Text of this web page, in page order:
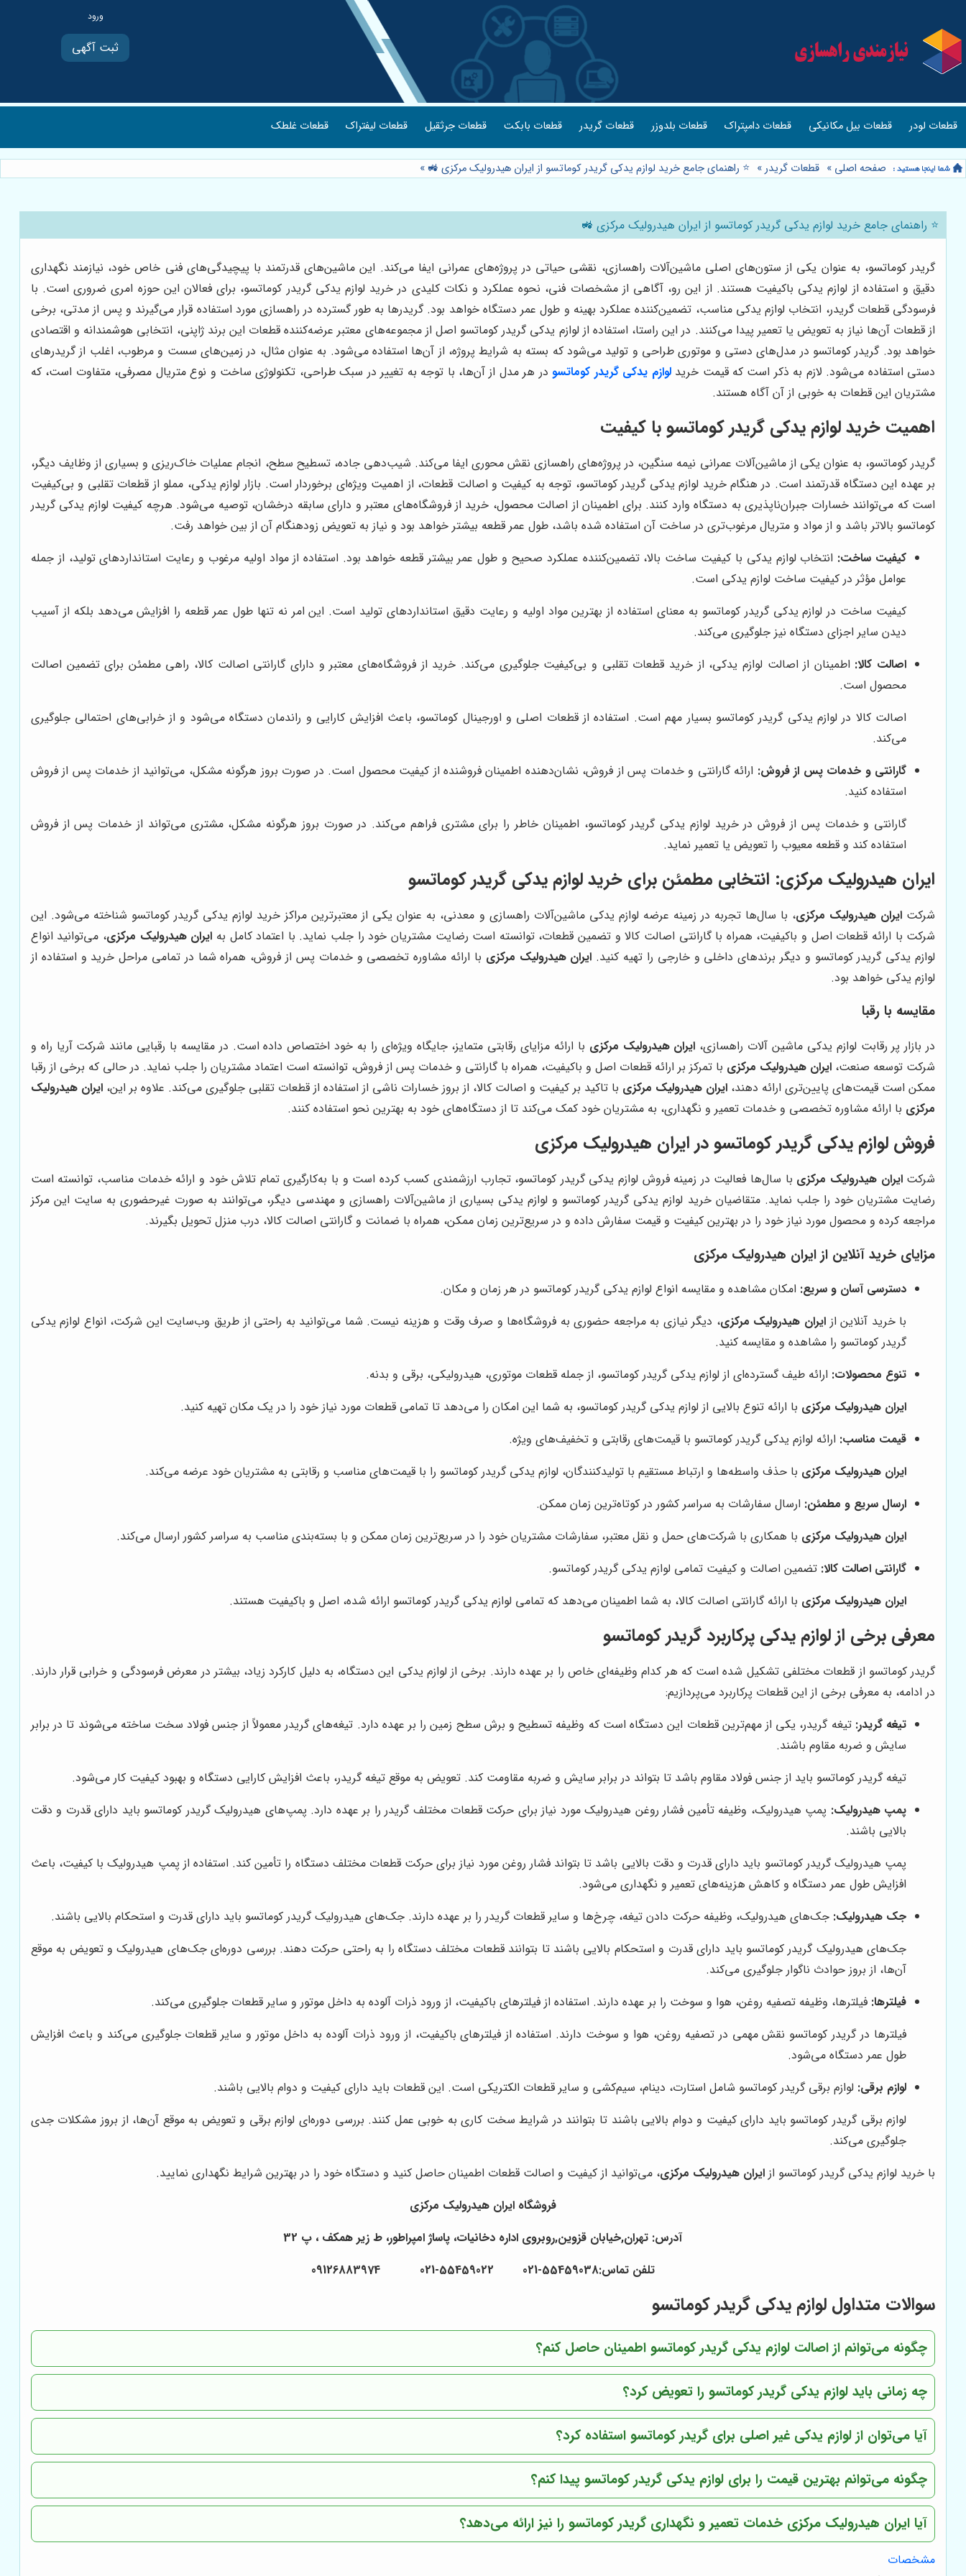
ثبت آگهی
قطعات لودر قطعات بیل مکانیکی قطعات دامپتراک قطعات بلدوزر قطعات گریدر قطعات بابکت قطعات جرثقیل قطعات لیفتراک قطعات غلطک
صفحه اصلی » قطعات گریدر» ⭐️ راهنمای جامع خرید لوازم یدکی گریدر کوماتسو از ایران هیدرولیک مرکزی 🚜 »
⭐️ راهنمای جامع خرید لوازم یدکی گریدر کوماتسو از ایران هیدرولیک مرکزی 🚜
گریدر کوماتسو، به عنوان یکی از ستون‌های اصلی ماشین‌آلات راهسازی، نقشی حیاتی در پروژه‌های عمرانی ایفا می‌کند. این ماشین‌های قدرتمند با پیچیدگی‌های فنی خاص خود، نیازمند نگهداری
دقیق و استفاده از لوازم یدکی باکیفیت هستند. از این رو، آگاهی از مشخصات فنی، نحوه عملکرد و نکات کلیدی در خرید لوازم یدکی گریدر کوماتسو، برای فعالان این حوزه امری ضروری است. با
فرسودگی قطعات گریدر، انتخاب لوازم یدکی مناسب، تضمین‌کننده عملکرد بهینه و طول عمر دستگاه خواهد بود. گریدرها به طور گسترده در راهسازی مورد استفاده قرار می‌گیرند و پس از مدتی، برخی
از قطعات آن‌ها نیاز به تعویض یا تعمیر پیدا می‌کنند. در این راستا، استفاده از لوازم یدکی گریدر کوماتسو اصل از مجموعه‌های معتبر عرضه‌کننده قطعات این برند ژاپنی، انتخابی هوشمندانه و اقتصادی
خواهد بود. گریدر کوماتسو در مدل‌های دستی و موتوری طراحی و تولید می‌شود که بسته به شرایط پروژه، از آن‌ها استفاده می‌شود. به عنوان مثال، در زمین‌های سست و مرطوب، اغلب از گریدرهای
دستی استفاده می‌شود. لازم به ذکر است که قیمت خریدلوازم یدکی گریدر کوماتسودر هر مدل از آن‌ها، با توجه به تغییر در سبک طراحی، تکنولوژی ساخت و نوع متریال مصرفی، متفاوت است، که
مشتریان این قطعات به خوبی از آن آگاه هستند.
اهمیت خرید لوازم یدکی گریدر کوماتسو با کیفیت
گریدر کوماتسو، به عنوان یکی از ماشین‌آلات عمرانی نیمه سنگین، در پروژه‌های راهسازی نقش محوری ایفا می‌کند. شیب‌دهی جاده، تسطیح سطح، انجام عملیات خاک‌ریزی و بسیاری از وظایف دیگر،
بر عهده این دستگاه قدرتمند است. در هنگام خرید لوازم یدکی گریدر کوماتسو، توجه به کیفیت و اصالت قطعات، از اهمیت ویژه‌ای برخوردار است. بازار لوازم یدکی، مملو از قطعات تقلبی و بی‌کیفیت
است که می‌توانند خسارات جبران‌ناپذیری به دستگاه وارد کنند. برای اطمینان از اصالت محصول، خرید از فروشگاه‌های معتبر و دارای سابقه درخشان، توصیه می‌شود. هرچه کیفیت لوازم یدکی گریدر
کوماتسو بالاتر باشد و از مواد و متریال مرغوب‌تری در ساخت آن استفاده شده باشد، طول عمر قطعه بیشتر خواهد بود و نیاز به تعویض زودهنگام آن از بین خواهد رفت.
کیفیت ساخت: انتخاب لوازم یدکی با کیفیت ساخت بالا، تضمین‌کننده عملکرد صحیح و طول عمر بیشتر قطعه خواهد بود. استفاده از مواد اولیه مرغوب و رعایت استانداردهای تولید، از جمله
عوامل مؤثر در کیفیت ساخت لوازم یدکی است.
کیفیت ساخت در لوازم یدکی گریدر کوماتسو به معنای استفاده از بهترین مواد اولیه و رعایت دقیق استانداردهای تولید است. این امر نه تنها طول عمر قطعه را افزایش می‌دهد بلکه از آسیب
دیدن سایر اجزای دستگاه نیز جلوگیری می‌کند.
اصالت کالا: اطمینان از اصالت لوازم یدکی، از خرید قطعات تقلبی و بی‌کیفیت جلوگیری می‌کند. خرید از فروشگاه‌های معتبر و دارای گارانتی اصالت کالا، راهی مطمئن برای تضمین اصالت
محصول است.
اصالت کالا در لوازم یدکی گریدر کوماتسو بسیار مهم است. استفاده از قطعات اصلی و اورجینال کوماتسو، باعث افزایش کارایی و راندمان دستگاه می‌شود و از خرابی‌های احتمالی جلوگیری
می‌کند.
گارانتی و خدمات پس از فروش: ارائه گارانتی و خدمات پس از فروش، نشان‌دهنده اطمینان فروشنده از کیفیت محصول است. در صورت بروز هرگونه مشکل، می‌توانید از خدمات پس از فروش
استفاده کنید.
گارانتی و خدمات پس از فروش در خرید لوازم یدکی گریدر کوماتسو، اطمینان خاطر را برای مشتری فراهم می‌کند. در صورت بروز هرگونه مشکل، مشتری می‌تواند از خدمات پس از فروش
استفاده کند و قطعه معیوب را تعویض یا تعمیر نماید.
ایران هیدرولیک مرکزی: انتخابی مطمئن برای خرید لوازم یدکی گریدر کوماتسو
شرکت ایران هیدرولیک مرکزی، با سال‌ها تجربه در زمینه عرضه لوازم یدکی ماشین‌آلات راهسازی و معدنی، به عنوان یکی از معتبرترین مراکز خرید لوازم یدکی گریدر کوماتسو شناخته می‌شود. این
شرکت با ارائه قطعات اصل و باکیفیت، همراه با گارانتی اصالت کالا و تضمین قطعات، توانسته است رضایت مشتریان خود را جلب نماید. با اعتماد کامل به ایران هیدرولیک مرکزی، می‌توانید انواع
لوازم یدکی گریدر کوماتسو و دیگر برندهای داخلی و خارجی را تهیه کنید. ایران هیدرولیک مرکزی با ارائه مشاوره تخصصی و خدمات پس از فروش، همراه شما در تمامی مراحل خرید و استفاده از
لوازم یدکی خواهد بود.
مقایسه با رقبا
در بازار پر رقابت لوازم یدکی ماشین آلات راهسازی، ایران هیدرولیک مرکزی با ارائه مزایای رقابتی متمایز، جایگاه ویژه‌ای را به خود اختصاص داده است. در مقایسه با رقبایی مانند شرکت آریا راه و
شرکت توسعه صنعت، ایران هیدرولیک مرکزی با تمرکز بر ارائه قطعات اصل و باکیفیت، همراه با گارانتی و خدمات پس از فروش، توانسته است اعتماد مشتریان را جلب نماید. در حالی که برخی از رقبا
ممکن است قیمت‌های پایین‌تری ارائه دهند، ایران هیدرولیک مرکزی با تاکید بر کیفیت و اصالت کالا، از بروز خسارات ناشی از استفاده از قطعات تقلبی جلوگیری می‌کند. علاوه بر این،ایران هیدرولیک
مرکزی با ارائه مشاوره تخصصی و خدمات تعمیر و نگهداری، به مشتریان خود کمک می‌کند تا از دستگاه‌های خود به بهترین نحو استفاده کنند.
فروش لوازم یدکی گریدر کوماتسو در ایران هیدرولیک مرکزی
شرکتایران هیدرولیک مرکزی با سال‌ها فعالیت در زمینه فروش لوازم یدکی گریدر کوماتسو، تجارب ارزشمندی کسب کرده است و با به‌کارگیری تمام تلاش خود و ارائه خدمات مناسب، توانسته است
رضایت مشتریان خود را جلب نماید. متقاضیان خرید لوازم یدکی گریدر کوماتسو و لوازم یدکی بسیاری از ماشین‌آلات راهسازی و مهندسی دیگر، می‌توانند به صورت غیرحضوری به سایت این مرکز
مراجعه کرده و محصول مورد نیاز خود را در بهترین کیفیت و قیمت سفارش داده و در سریع‌ترین زمان ممکن، همراه با ضمانت و گارانتی اصالت کالا، درب منزل تحویل بگیرند.
مزایای خرید آنلاین از ایران هیدرولیک مرکزی
دسترسی آسان و سریع: امکان مشاهده و مقایسه انواع لوازم یدکی گریدر کوماتسو در هر زمان و مکان.
با خرید آنلاین از ایران هیدرولیک مرکزی، دیگر نیازی به مراجعه حضوری به فروشگاه‌ها و صرف وقت و هزینه نیست. شما می‌توانید به راحتی از طریق وب‌سایت این شرکت، انواع لوازم یدکی
گریدر کوماتسو را مشاهده و مقایسه کنید.
تنوع محصولات: ارائه طیف گسترده‌ای از لوازم یدکی گریدر کوماتسو، از جمله قطعات موتوری، هیدرولیکی، برقی و بدنه.
ایران هیدرولیک مرکزی با ارائه تنوع بالایی از لوازم یدکی گریدر کوماتسو، به شما این امکان را می‌دهد تا تمامی قطعات مورد نیاز خود را در یک مکان تهیه کنید.
قیمت مناسب: ارائه لوازم یدکی گریدر کوماتسو با قیمت‌های رقابتی و تخفیف‌های ویژه.
ایران هیدرولیک مرکزی با حذف واسطه‌ها و ارتباط مستقیم با تولیدکنندگان، لوازم یدکی گریدر کوماتسو را با قیمت‌های مناسب و رقابتی به مشتریان خود عرضه می‌کند.
ارسال سریع و مطمئن: ارسال سفارشات به سراسر کشور در کوتاه‌ترین زمان ممکن.
ایران هیدرولیک مرکزی با همکاری با شرکت‌های حمل و نقل معتبر، سفارشات مشتریان خود را در سریع‌ترین زمان ممکن و با بسته‌بندی مناسب به سراسر کشور ارسال می‌کند.
گارانتی اصالت کالا: تضمین اصالت و کیفیت تمامی لوازم یدکی گریدر کوماتسو.
ایران هیدرولیک مرکزی با ارائه گارانتی اصالت کالا، به شما اطمینان می‌دهد که تمامی لوازم یدکی گریدر کوماتسو ارائه شده، اصل و باکیفیت هستند.
معرفی برخی از لوازم یدکی پرکاربرد گریدر کوماتسو
گریدر کوماتسو از قطعات مختلفی تشکیل شده است که هر کدام وظیفه‌ای خاص را بر عهده دارند. برخی از لوازم یدکی این دستگاه، به دلیل کارکرد زیاد، بیشتر در معرض فرسودگی و خرابی قرار دارند.
در ادامه، به معرفی برخی از این قطعات پرکاربرد می‌پردازیم:
تیغه گریدر: تیغه گریدر، یکی از مهم‌ترین قطعات این دستگاه است که وظیفه تسطیح و برش سطح زمین را بر عهده دارد. تیغه‌های گریدر معمولاً از جنس فولاد سخت ساخته می‌شوند تا در برابر
سایش و ضربه مقاوم باشند.
تیغه گریدر کوماتسو باید از جنس فولاد مقاوم باشد تا بتواند در برابر سایش و ضربه مقاومت کند. تعویض به موقع تیغه گریدر، باعث افزایش کارایی دستگاه و بهبود کیفیت کار می‌شود.
پمپ هیدرولیک: پمپ هیدرولیک، وظیفه تأمین فشار روغن هیدرولیک مورد نیاز برای حرکت قطعات مختلف گریدر را بر عهده دارد. پمپ‌های هیدرولیک گریدر کوماتسو باید دارای قدرت و دقت
بالایی باشند.
پمپ هیدرولیک گریدر کوماتسو باید دارای قدرت و دقت بالایی باشد تا بتواند فشار روغن مورد نیاز برای حرکت قطعات مختلف دستگاه را تأمین کند. استفاده از پمپ هیدرولیک با کیفیت، باعث
افزایش طول عمر دستگاه و کاهش هزینه‌های تعمیر و نگهداری می‌شود.
جک هیدرولیک: جک‌های هیدرولیک، وظیفه حرکت دادن تیغه، چرخ‌ها و سایر قطعات گریدر را بر عهده دارند. جک‌های هیدرولیک گریدر کوماتسو باید دارای قدرت و استحکام بالایی باشند.
جک‌های هیدرولیک گریدر کوماتسو باید دارای قدرت و استحکام بالایی باشند تا بتوانند قطعات مختلف دستگاه را به راحتی حرکت دهند. بررسی دوره‌ای جک‌های هیدرولیک و تعویض به موقع
آن‌ها، از بروز حوادث ناگوار جلوگیری می‌کند.
فیلترها: فیلترها، وظیفه تصفیه روغن، هوا و سوخت را بر عهده دارند. استفاده از فیلترهای باکیفیت، از ورود ذرات آلوده به داخل موتور و سایر قطعات جلوگیری می‌کند.
فیلترها در گریدر کوماتسو نقش مهمی در تصفیه روغن، هوا و سوخت دارند. استفاده از فیلترهای باکیفیت، از ورود ذرات آلوده به داخل موتور و سایر قطعات جلوگیری می‌کند و باعث افزایش
طول عمر دستگاه می‌شود.
لوازم برقی: لوازم برقی گریدر کوماتسو شامل استارت، دینام، سیم‌کشی و سایر قطعات الکتریکی است. این قطعات باید دارای کیفیت و دوام بالایی باشند.
لوازم برقی گریدر کوماتسو باید دارای کیفیت و دوام بالایی باشند تا بتوانند در شرایط سخت کاری به خوبی عمل کنند. بررسی دوره‌ای لوازم برقی و تعویض به موقع آن‌ها، از بروز مشکلات جدی
جلوگیری می‌کند.
با خرید لوازم یدکی گریدر کوماتسو از ایران هیدرولیک مرکزی، می‌توانید از کیفیت و اصالت قطعات اطمینان حاصل کنید و دستگاه خود را در بهترین شرایط نگهداری نمایید.
فروشگاه ایران هیدرولیک مرکزی
آدرس: تهران,خیابان قزوین,روبروی اداره دخانیات، پاساژ امپراطور، ط زیر همکف ، پ 32
تلفن تماس:55459038-021 55459022-021 09126883974
سوالات متداول لوازم یدکی گریدر کوماتسو
چگونه می‌توانم از اصالت لوازم یدکی گریدر کوماتسو اطمینان حاصل کنم؟
چه زمانی باید لوازم یدکی گریدر کوماتسو را تعویض کرد؟
آیا می‌توان از لوازم یدکی غیر اصلی برای گریدر کوماتسو استفاده کرد؟
چگونه می‌توانم بهترین قیمت را برای لوازم یدکی گریدر کوماتسو پیدا کنم؟
آیا ایران هیدرولیک مرکزی خدمات تعمیر و نگهداری گریدر کوماتسو را نیز ارائه می‌دهد؟
مشخصات